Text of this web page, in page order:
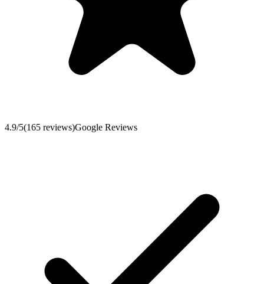
4.9/5(165 reviews)Google Reviews